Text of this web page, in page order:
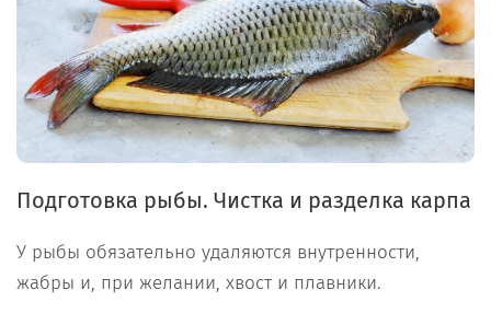
Подготовка рыбы. Чистка и разделка карпа
У рыбы обязательно удаляются внутренности,
жабры и, при желании, хвост и плавники.